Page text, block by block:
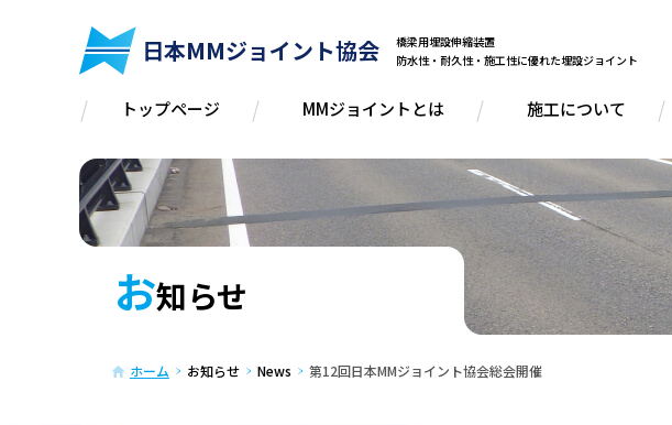
日本MMジョイント協会
橋梁用埋設伸縮装置
防水性・耐久性・施工性に優れた埋設ジョイント
トップページ MMジョイントとは 施工について
お知らせ
ホーム お知らせ News 第12回日本MMジョイント協会総会開催